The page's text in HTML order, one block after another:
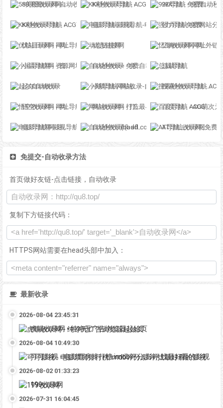
58美图收录网-自动收录网站-流量交换-自动链 KK秒收录导航 - ACG萌次元丨ACG导航网丨二次元导航丨资源网导航丨福利网址导航 - KK秒收录导航网 92K导航 - 免费自动秒收录网址导航
KK秒收录导航 - ACG萌次元丨ACG导航网丨二次元导航丨资源网导航丨福利网址导航 - KK秒收录导航网 电影导航-影视导航-电影站收录-自动收录网-网站收录 强力导航-免费网站分类导航，提交收录，秒收录
优站目录网 - 网址导航分类网站目录 - 自助网址提交自动收录 动态链接网 忆海收录网-网址外链_自动收录网站_自助友情链接平台_网站广告_软文发布_站长交易_站长资源
小温导航网 - 资源网址导航，汇集各大资源网，全网优质教程技术网，搜集资源就从这里开始 自动秒收录 - 免费自动秒收录网址导航 总裁导航
起尔自动收录 小鹅导航-网站收录-自动收录网-网址收录-自动秒收录 搜索秒收录导航 - ACG萌次元丨ACG导航网丨二次元导航丨资源网导航丨福利网址导航 - SS秒收录导航网
悟空收录网 - 网址导航大全 | 网站免费收录 | 软文外链发布平台 网站收录网 - 打造最与众不同的站点收录网 百度导航 - ACG萌次元丨ACG导航网丨二次元导航丨资源网导航丨福利网址导航 - BaiDu导航
电影导航网-影视导航-电影搜索-影视搜索-电影站收录 自动秒收录(badfl.com) - 全自动秒收录网 AT导航_收录网_免费收录网站_自动收录网_秒收录
免提交-自动收录方法
首页做好友链-点击链接，自动收录
复制下方链接代码：
HTTPS网站需要在head头部中加入：
最新收录
2026-08-04 23:45:31
虎喵收录网 - 纯净无广告浏览器起始页
2026-08-04 10:49:30
可可影视 - 电影票房排行榜,imdb评分,影评,找最好看的影视
2026-08-02 01:33:23
199收录网
2026-07-31 16:04:45